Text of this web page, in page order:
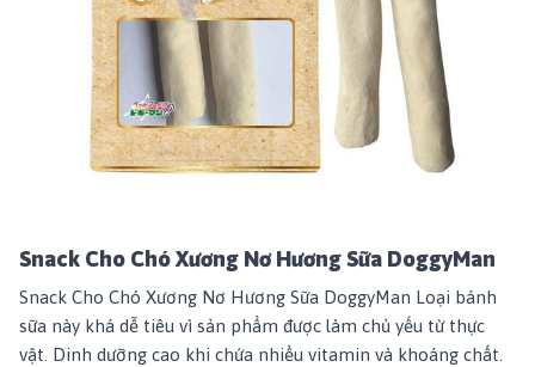
Snack Cho Chó Xương Nơ Hương Sữa DoggyMan
Snack Cho Chó Xương Nơ Hương Sữa DoggyMan Loại bánh
sữa này khá dễ tiêu vì sản phẩm được làm chủ yếu từ thực
vật. Dinh dưỡng cao khi chứa nhiều vitamin và khoáng chất.